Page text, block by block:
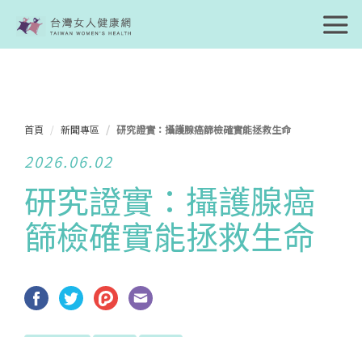
首頁 新聞專區 研究證實：攝護腺癌篩檢確實能拯救生命
2026.06.02
研究證實：攝護腺癌
篩檢確實能拯救生命